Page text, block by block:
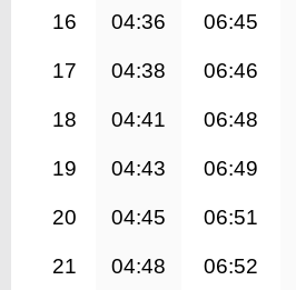
16 04:36 06:45
17 04:38 06:46
18 04:41 06:48
19 04:43 06:49
20 04:45 06:51
21 04:48 06:52